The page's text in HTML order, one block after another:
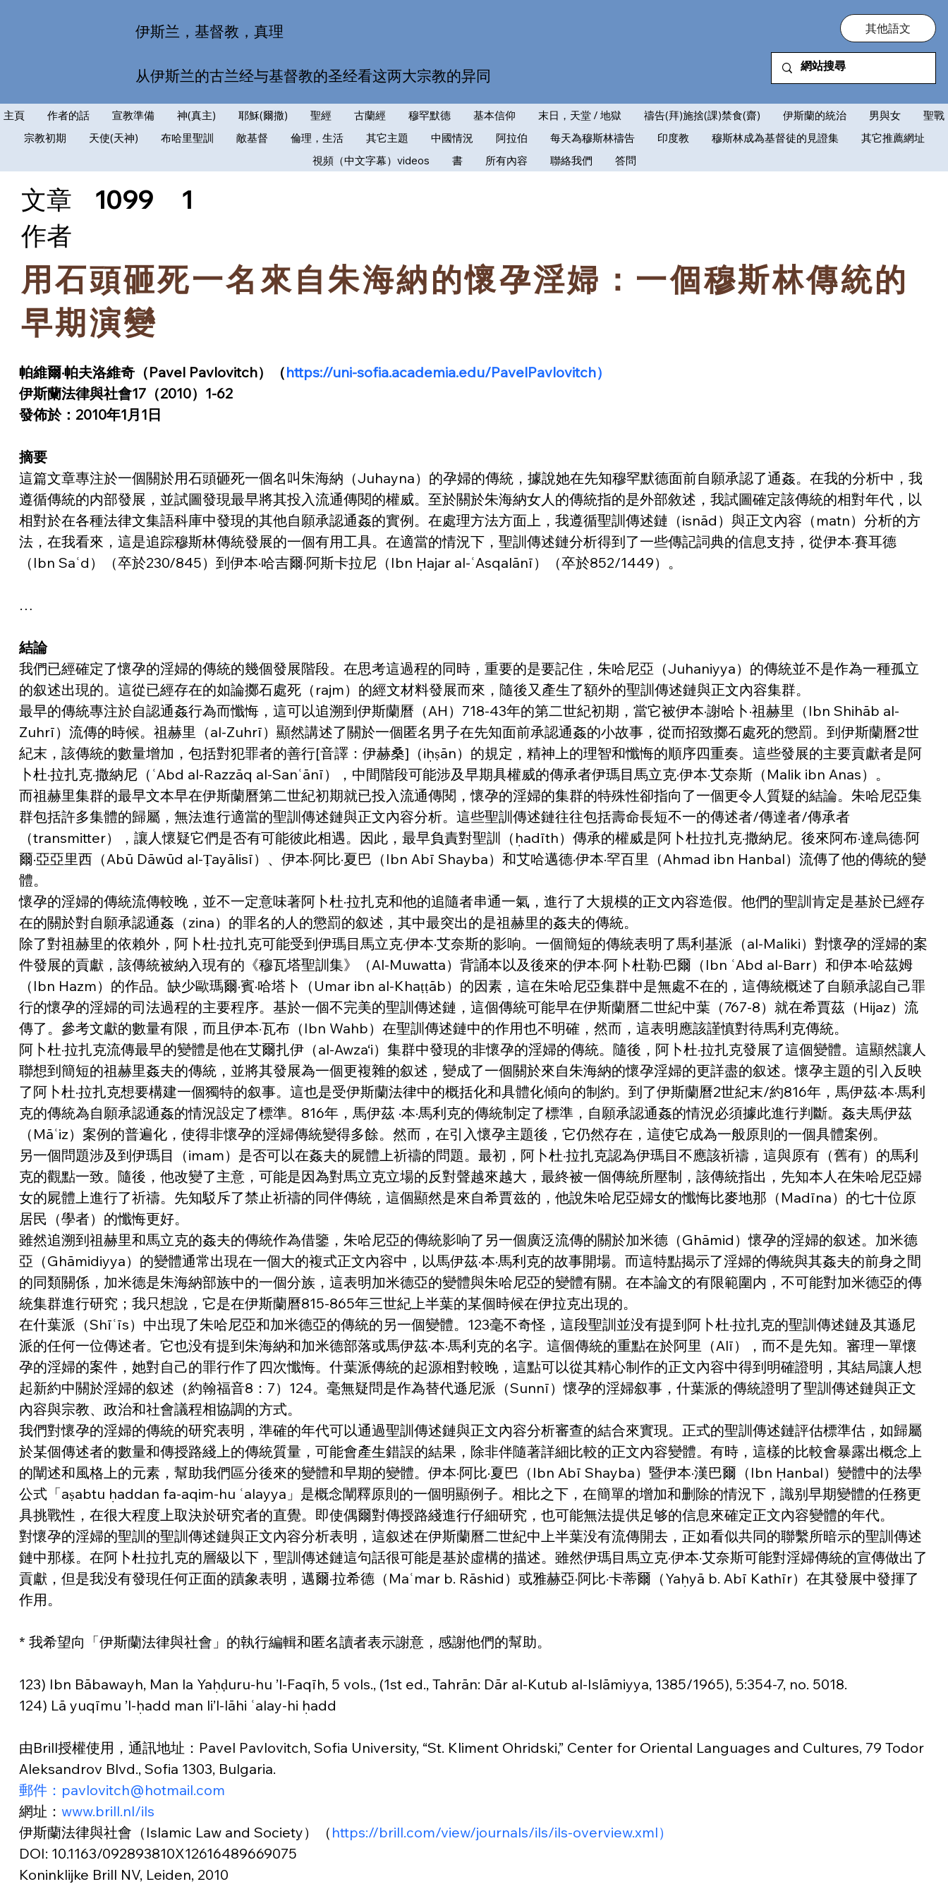
伊斯兰，基督教，真理
从伊斯兰的古兰经与基督教的圣经看这两大宗教的异同
其他語文
主頁 作者的話 宣教準備 神(真主) 耶穌(爾撒) 聖經 古蘭經 穆罕默德 基本信仰 末日，天堂 / 地獄 禱告(拜)施捨(課)禁食(齋) 伊斯蘭的統治 男與女
聖戰
宗教初期
天使(天神) 布哈里聖訓 敵基督 倫理，生活 其它主題 中國情況 阿拉伯 每天為穆斯林禱告 印度教 穆斯林成為基督徒的見證集
其它推薦網址
視頻（中文字幕）videos
書 所有內容 聯絡我們 答問
文章 1099
1
​作者
用石頭砸死一名來自朱海納的懷孕淫婦：一個穆斯林傳統的
早期演變
帕維爾·帕夫洛維奇（Pavel Pavlovitch）（https://uni-sofia.academia.edu/PavelPavlovitch）
伊斯蘭法律與社會17（2010）1-62
發佈於：2010年1月1日
摘要
這篇文章專注於一個關於用石頭砸死一個名叫朱海納（Juhayna）的孕婦的傳統，據說她在先知穆罕默德面前自願承認了通姦。在我的分析中，我
遵循傳統的内部發展，並試圖發現最早將其投入流通傳閱的權威。至於關於朱海納女人的傳統指的是外部敘述，我試圖確定該傳統的相對年代，以
相對於在各種法律文集語科庫中發現的其他自願承認通姦的實例。在處理方法方面上，我遵循聖訓傳述鏈（isnād）與正文內容（matn）分析的方
法，在我看來，這是追踪穆斯林傳統發展的一個有用工具。在適當的情況下，聖訓傳述鏈分析得到了一些傳記詞典的信息支持，從伊本·賽耳德
（Ibn Saʿd）（卒於230/845）到伊本·哈吉爾·阿斯卡拉尼（Ibn Ḥajar al-ʿAsqalānī）（卒於852/1449）。
…
結論
我們已經確定了懷孕的淫婦的傳統的幾個發展階段。在思考這過程的同時，重要的是要記住，朱哈尼亞（Juhaniyya）的傳統並不是作為一種孤立
的叙述出現的。這從已經存在的如論擲石處死（rajm）的經文材料發展而來，隨後又產生了額外的聖訓傳述鏈與正文內容集群。
最早的傳統專注於自認通姦行為而懺悔，這可以追溯到伊斯蘭曆（AH）718-43年的第二世紀初期，當它被伊本·謝哈卜·祖赫里（Ibn Shihāb al-
Zuhrī）流傳的時候。祖赫里（al-Zuhrī）顯然講述了關於一個匿名男子在先知面前承認通姦的小故事，從而招致擲石處死的懲罰。到伊斯蘭曆2世
紀末，該傳統的數量增加，包括對犯罪者的善行[音譯：伊赫桑]（iḥṣān）的規定，精神上的理智和懺悔的順序四重奏。這些發展的主要貢獻者是阿
卜杜·拉扎克·撒納尼（ʿAbd al-Razzāq al-Sanʿānī），中間階段可能涉及早期具權威的傳承者伊瑪目馬立克·伊本·艾奈斯（Malik ibn Anas）。
而祖赫里集群的最早文本早在伊斯蘭曆第二世紀初期就已投入流通傳閱，懷孕的淫婦的集群的特殊性卻指向了一個更令人質疑的結論。朱哈尼亞集
群包括許多集體的歸屬，無法進行適當的聖訓傳述鏈與正文內容分析。這些聖訓傳述鏈往往包括壽命長短不一的傳述者/傳達者/傳承者
（transmitter），讓人懷疑它們是否有可能彼此相遇。因此，最早負責對聖訓（ḥadīth）傳承的權威是阿卜杜拉扎克·撒納尼。後來阿布·達烏德·阿
爾·亞亞里西（Abū Dāwūd al-Ṭayālisī）、伊本·阿比·夏巴（Ibn Abī Shayba）和艾哈邁德·伊本·罕百里（Ahmad ibn Hanbal）流傳了他的傳統的變
體。
懷孕的淫婦的傳統流傳較晚，並不一定意味著阿卜杜·拉扎克和他的追隨者串通一氣，進行了大規模的正文內容造假。他們的聖訓肯定是基於已經存
在的關於對自願承認通姦（zina）的罪名的人的懲罰的叙述，其中最突出的是祖赫里的姦夫的傳統。
除了對祖赫里的依賴外，阿卜杜·拉扎克可能受到伊瑪目馬立克·伊本·艾奈斯的影响。一個簡短的傳統表明了馬利基派（al-Maliki）對懷孕的淫婦的案
件發展的貢獻，該傳統被納入現有的《穆瓦塔聖訓集》（Al-Muwatta）背誦本以及後來的伊本·阿卜杜勒·巴爾（Ibn ʿAbd al-Barr）和伊本·哈茲姆
（Ibn Hazm）的作品。缺少歐瑪爾·賓·哈塔卜（Umar ibn al-Khaṭṭāb）的因素，這在朱哈尼亞集群中是無處不在的，這傳統概述了自願承認自己罪
行的懷孕的淫婦的司法過程的主要程序。基於一個不完美的聖訓傳述鏈，這個傳統可能早在伊斯蘭曆二世紀中葉（767-8）就在希賈茲（Hijaz）流
傳了。參考文獻的數量有限，而且伊本·瓦布（Ibn Wahb）在聖訓傳述鏈中的作用也不明確，然而，這表明應該謹慎對待馬利克傳統。
阿卜杜·拉扎克流傳最早的變體是他在艾爾扎伊（al-Awza‘i）集群中發現的非懷孕的淫婦的傳統。隨後，阿卜杜·拉扎克發展了這個變體。這顯然讓人
聯想到簡短的祖赫里姦夫的傳統，並將其發展為一個更複雜的叙述，變成了一個關於來自朱海納的懷孕淫婦的更詳盡的叙述。懷孕主題的引入反映
了阿卜杜·拉扎克想要構建一個獨特的叙事。這也是受伊斯蘭法律中的概括化和具體化傾向的制約。到了伊斯蘭曆2世紀末/約816年，馬伊茲·本·馬利
克的傳統為自願承認通姦的情況設定了標準。816年，馬伊茲 ·本·馬利克的傳統制定了標準，自願承認通姦的情況必須據此進行判斷。姦夫馬伊茲
（Māʿiz）案例的普遍化，使得非懷孕的淫婦傳統變得多餘。然而，在引入懷孕主題後，它仍然存在，這使它成為一般原則的一個具體案例。
另一個問題涉及到伊瑪目（imam）是否可以在姦夫的屍體上祈禱的問題。最初，阿卜杜·拉扎克認為伊瑪目不應該祈禱，這與原有（舊有）的馬利
克的觀點一致。隨後，他改變了主意，可能是因為對馬立克立場的反對聲越來越大，最終被一個傳統所壓制，該傳統指出，先知本人在朱哈尼亞婦
女的屍體上進行了祈禱。先知駁斥了禁止祈禱的同伴傳統，這個顯然是來自希賈兹的，他說朱哈尼亞婦女的懺悔比麥地那（Madīna）的七十位原
居民（學者）的懺悔更好。
雖然追溯到祖赫里和馬立克的姦夫的傳統作為借鑒，朱哈尼亞的傳統影响了另一個廣泛流傳的關於加米德（Ghāmid）懷孕的淫婦的叙述。加米德
亞（Ghāmidiyya）的變體通常出現在一個大的複式正文內容中，以馬伊茲·本·馬利克的故事開場。而這特點揭示了淫婦的傳統與其姦夫的前身之間
的同類關係，加米德是朱海納部族中的一個分族，這表明加米德亞的變體與朱哈尼亞的變體有關。在本論文的有限範圍内，不可能對加米德亞的傳
統集群進行研究；我只想說，它是在伊斯蘭曆815-865年三世紀上半葉的某個時候在伊拉克出現的。
在什葉派（Shīʿīs）中出現了朱哈尼亞和加米德亞的傳統的另一個變體。123毫不奇怪，這段聖訓並没有提到阿卜杜·拉扎克的聖訓傳述鏈及其遜尼
派的任何一位傳述者。它也没有提到朱海納和加米德部落或馬伊茲·本·馬利克的名字。這個傳統的重點在於阿里（Alī），而不是先知。審理一單懷
孕的淫婦的案件，她對自己的罪行作了四次懺悔。什葉派傳統的起源相對較晚，這點可以從其精心制作的正文內容中得到明確證明，其結局讓人想
起新約中關於淫婦的叙述（約翰福音8：7）124。毫無疑問是作為替代遜尼派（Sunnī）懷孕的淫婦叙事，什葉派的傳統證明了聖訓傳述鏈與正文
內容與宗教、政治和社會議程相協調的方式。
我們對懷孕的淫婦的傳統的研究表明，準確的年代可以通過聖訓傳述鏈與正文內容分析審查的結合來實現。正式的聖訓傳述鏈評估標準估，如歸屬
於某個傳述者的數量和傳授路綫上的傳統質量，可能會產生錯誤的結果，除非伴隨著詳細比較的正文內容變體。有時，這樣的比較會暴露出概念上
的闡述和風格上的元素，幫助我們區分後來的變體和早期的變體。伊本·阿比·夏巴（Ibn Abī Shayba）暨伊本·漢巴爾（Ibn Ḥanbal）變體中的法學
公式「aṣabtu ḥaddan fa-aqim-hu ʿalayya」是概念闡釋原則的一個明顯例子。相比之下，在簡單的增加和删除的情況下，識别早期變體的任務更
具挑戰性，在很大程度上取決於研究者的直覺。即使偶爾對傳授路綫進行仔細研究，也可能無法提供足够的信息來確定正文內容變體的年代。
對懷孕的淫婦的聖訓的聖訓傳述鏈與正文內容分析表明，這叙述在伊斯蘭曆二世紀中上半葉没有流傳開去，正如看似共同的聯繫所暗示的聖訓傳述
鏈中那樣。在阿卜杜拉扎克的層級以下，聖訓傳述鏈這句話很可能是基於虛構的描述。雖然伊瑪目馬立克·伊本·艾奈斯可能對淫婦傳統的宣傳做出了
貢獻，但是我没有發現任何正面的蹟象表明，邁爾·拉希德（Maʿmar b. Rāshid）或雅赫亞·阿比·卡蒂爾（Yaḥyā b. Abī Kathīr）在其發展中發揮了
作用。
* 我希望向「伊斯蘭法律與社會」的執行編輯和匿名讀者表示謝意，感謝他們的幫助。
123) Ibn Bābawayh, Man la Yaḥḍuru-hu ’l-Faqīh, 5 vols., (1st ed., Tahrān: Dār al-Kutub al-Islāmiyya, 1385/1965), 5:354-7, no. 5018.
124) Lā yuqīmu ’l-ḥadd man li’l-lāhi ʿalay-hi ḥadd
由Brill授權使用，通訊地址：Pavel Pavlovitch, Sofia University, “St. Kliment Ohridski,” Center for Oriental Languages and Cultures, 79 Todor
Aleksandrov Blvd., Sofia 1303, Bulgaria.
郵件：pavlovitch@hotmail.com
網址： www.brill.nl/ils
伊斯蘭法律與社會（Islamic Law and Society）（ https://brill.com/view/journals/ils/ils-overview.xml）
DOI: 10.1163/092893810X12616489669075
Koninklijke Brill NV, Leiden, 2010